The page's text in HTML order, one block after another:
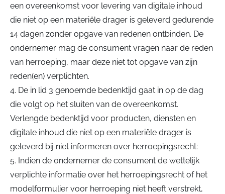
een overeenkomst voor levering van digitale inhoud
die niet op een materiële drager is geleverd gedurende
14 dagen zonder opgave van redenen ontbinden. De
ondernemer mag de consument vragen naar de reden
van herroeping, maar deze niet tot opgave van zijn
reden(en) verplichten.
4. De in lid 3 genoemde bedenktijd gaat in op de dag
die volgt op het sluiten van de overeenkomst.
Verlengde bedenktijd voor producten, diensten en
digitale inhoud die niet op een materiële drager is
geleverd bij niet informeren over herroepingsrecht:
5. Indien de ondernemer de consument de wettelijk
verplichte informatie over het herroepingsrecht of het
modelformulier voor herroeping niet heeft verstrekt,